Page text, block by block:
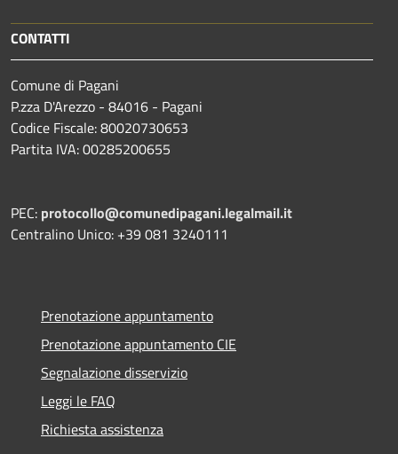
CONTATTI
Comune di Pagani
P.zza D'Arezzo - 84016 - Pagani
Codice Fiscale: 80020730653
Partita IVA: 00285200655
PEC: protocollo@comunedipagani.legalmail.it
Centralino Unico: +39 081 3240111
Prenotazione appuntamento
Prenotazione appuntamento CIE
Segnalazione disservizio
Leggi le FAQ
Richiesta assistenza